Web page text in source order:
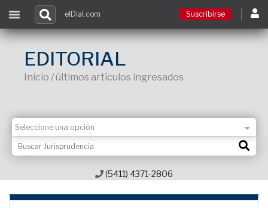
Contacto
elDial.com Suscribirse
EDITORIAL
Inicio / últimos artículos ingresados
(5411) 4371-2806